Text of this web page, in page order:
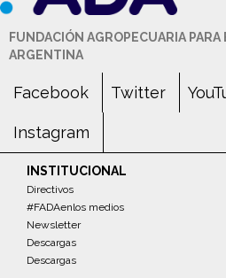
FUNDACIÓN AGROPECUARIA
ARGENTINA
Facebook Twitter
Instagram
INSTITUCIONAL
Directivos
#FADAenlos medios
Newsletter
Descargas
Descargas